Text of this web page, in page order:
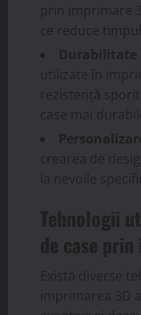
prin imprimare
ce reduce
Durabilitate
utilizate în
rezistență
case mai
crearea de
la nevoile
Tehnologii
de case
Există diverse
imprimarea 3D